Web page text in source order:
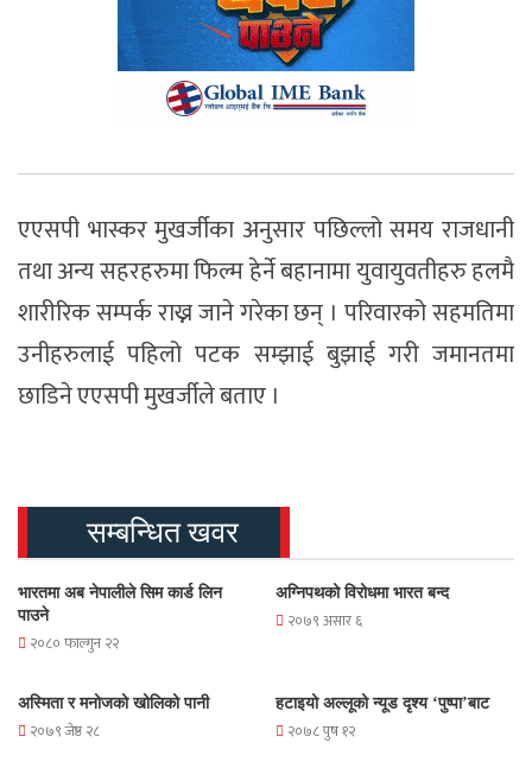
एएसपी भास्कर मुखर्जीका अनुसार पछिल्लो समय राजधानी
तथा अन्य सहरहरुमा फिल्म हेर्ने बहानामा युवायुवतीहरु हलमै
शारीरिक सम्पर्क राख्न जाने गरेका छन् । परिवारको सहमतिमा
उनीहरुलाई पहिलो पटक सम्झाई बुझाई गरी जमानतमा
छाडिने एएसपी मुखर्जीले बताए ।
सम्बन्धित खवर
भारतमा अब नेपालीले सिम कार्ड लिन
पाउने
२०८० फाल्गुन २२
अग्निपथको विरोधमा भारत बन्द
२०७९ असार ६
अस्मिता र मनोजको खोलिको पानी
२०७९ जेष्ठ २८
हटाइयो अल्लूको न्यूड दृश्य ‘पुष्पा’बाट
२०७८ पुष १२